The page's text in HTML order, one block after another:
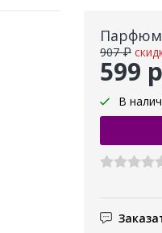
599
907 ₽
В